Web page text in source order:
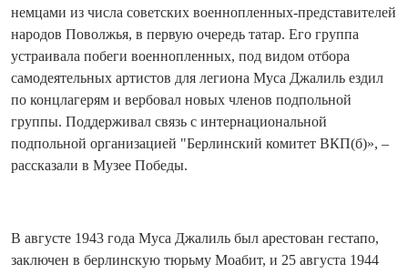
немцами из числа советских военнопленных-представителей
народов Поволжья, в первую очередь татар. Его группа
устраивала побеги военнопленных, под видом отбора
самодеятельных артистов для легиона Муса Джалиль ездил
по концлагерям и вербовал новых членов подпольной
группы. Поддерживал связь с интернациональной
подпольной организацией "Берлинский комитет ВКП(б)», –
рассказали в Музее Победы.
В августе 1943 года Муса Джалиль был арестован гестапо,
заключен в берлинскую тюрьму Моабит, и 25 августа 1944